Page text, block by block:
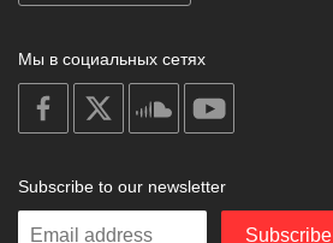
Мы в социальных сетях
on
facebook
soundcloud
Subscribe to our newsletter
Enter
Subscribe